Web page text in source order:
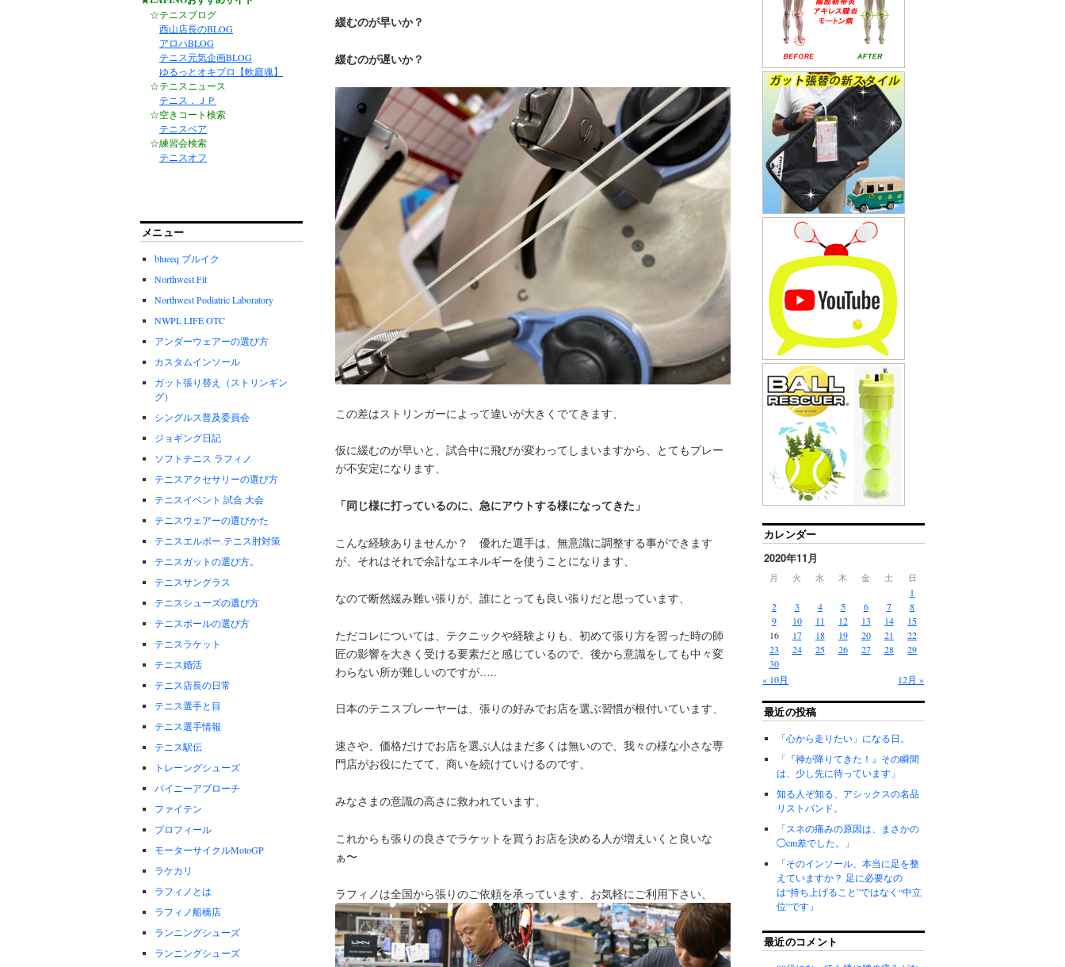
緩むのが早いか？
緩むのが遅いか？
この差はストリンガーによって違いが大きくでてきます、
仮に緩むのが早いと、試合中に飛びが変わってしまいますから、とてもプレー
が不安定になります、
「同じ様に打っているのに、急にアウトする様になってきた」
こんな経験ありませんか？ 優れた選手は、無意識に調整する事ができます
が、それはそれで余計なエネルギーを使うことになります、
なので断然緩み難い張りが、誰にとっても良い張りだと思っています、
ただコレについては、テクニックや経験よりも、初めて張り方を習った時の師
匠の影響を大きく受ける要素だと感じているので、後から意識をしても中々変
わらない所が難しいのですが…..
日本のテニスプレーヤーは、張りの好みでお店を選ぶ習慣が根付いています、
速さや、価格だけでお店を選ぶ人はまだ多くは無いので、我々の様な小さな専
門店がお役にたてて、商いを続けていけるのです、
みなさまの意識の高さに救われています、
これからも張りの良さでラケットを買うお店を決める人が増えいくと良いな
ぁ〜
ラフィノは全国から張りのご依頼を承っています、お気軽にご利用下さい、
☆テニスブログ
西山店長のBLOG
アロハBLOG
テニス元気企画BLOG
ゆるっとオキブロ【軟庭魂】
☆テニスニュース
テニス．ＪＰ
☆空きコート検索
テニスベア
☆練習会検索
テニスオフ
メニュー
blueeq ブルイク
Northwest Fit
Northwest Podiatric Laboratory
NWPL LIFE OTC
アンダーウェアーの選び方
カスタムインソール
ガット張り替え（ストリンギン
グ）
シングルス普及委員会
ジョギング日記
ソフトテニス ラフィノ
テニスアクセサリーの選び方
テニスイベント 試合 大会
テニスウェアーの選びかた
テニスエルボー.テニス肘対策
テニスガットの選び方。
テニスサングラス
テニスシューズの選び方
テニスボールの選び方
テニスラケット
テニス婚活
テニス店長の日常
テニス選手と目
テニス選手情報
テニス駅伝
トレーングシューズ
バイニーアプローチ
ファイテン
プロフィール
モーターサイクルMotoGP
ラケカリ
ラフィノとは
ラフィノ船橋店
ランニングシューズ
ランニングシューズ
カレンダー
2020年11月
月 火 水 木 金 土 日
« 10月 12月 »
1
2
3 4 5 6 7
8
9
10 11 12 13 14
15
16
17 18 19 20 21
22
23
24 25 26 27 28
29
30
最近の投稿
「心から走りたい」になる日。
「『神が降りてきた！』その瞬間
は、少し先に待っています」
知る人ぞ知る、アシックスの名品
リストバンド。
「スネの痛みの原因は、まさかの
◯cm差でした。」
「そのインソール、本当に足を整
えていますか？ 足に必要なの
は“持ち上げること”ではなく“中立
位”です」
最近のコメント